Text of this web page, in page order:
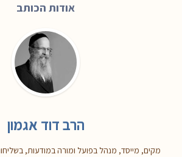
אודות הכותב
הרב דוד אגמון
מקים, מייסד, מנהל בפועל ומורה במודעות,